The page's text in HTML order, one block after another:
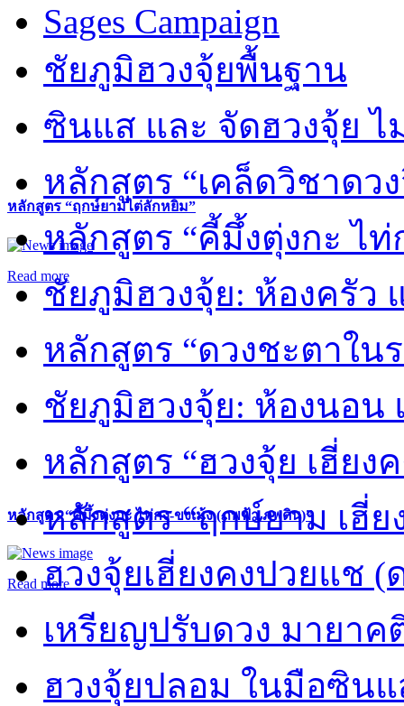
หลักสูตร “ฤกษ์ยามไต่ลักหยิ่ม”
Read more
หลักสูตร “คี้มึ้งตุ่งกะ ไท่กง-ขงเม้ง (ภพฟ้า ภพดิน)”
Read more
Sages Campaign
ชัยภูมิฮวงจุ้ยพื้นฐาน
ซินแส และ จัดฮวงจุ้ย ไ
หลักสูตร “เคล็ดวิชาดว
หลักสูตร “คี้มึ้งตุ่งกะ ไ
ชัยภูมิฮวงจุ้ย: ห้องครัว
หลักสูตร “ดวงชะตาใน
ชัยภูมิฮวงจุ้ย: ห้องนอน
หลักสูตร “ฮวงจุ้ย เฮี่ยง
หลักสูตร “ฤกษ์ยาม เฮี่ย
ฮวงจุ้ยเฮี่ยงคงปวยแช (
เหรียญปรับดวง มายา
ฮวงจุ้ยปลอม ในมือซิน